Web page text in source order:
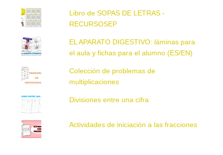
Libro de SOPAS DE LETRAS -
RECURSOSEP
EL APARATO DIGESTIVO: láminas para
el aula y fichas para el alumno (ES/EN)
Colección de problemas de
multiplicaciones
Divisiones entre una cifra
Actividades de iniciación a las fracciones